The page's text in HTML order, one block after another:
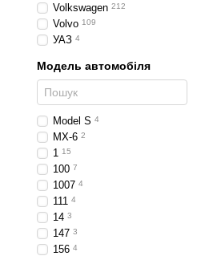
Volkswagen 212
Volvo 109
УАЗ 4
Модель автомобіля
Model S 4
MX-6 2
1 15
100 7
1007 4
111 4
14 3
147 3
156 4